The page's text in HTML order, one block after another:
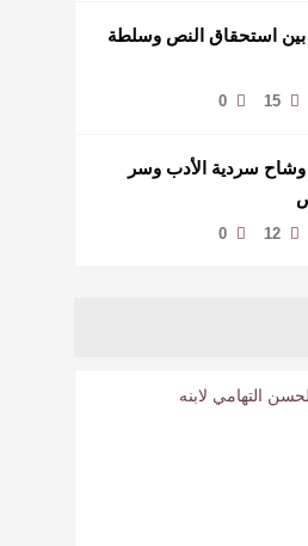
بين استحقاق النص وسلطة
15
0
وشاح سردية الأدب وسر
12
0